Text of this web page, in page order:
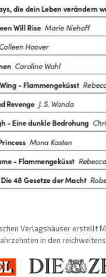
Verlagshäuser erstellt
in den